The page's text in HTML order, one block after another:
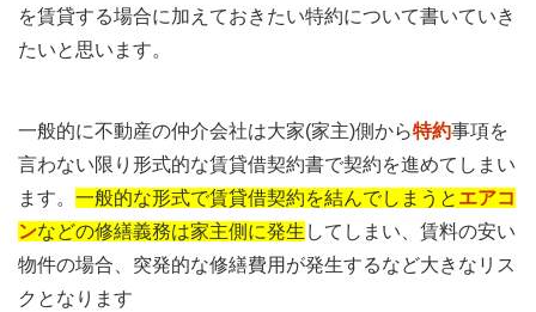
を賃貸する場合に加えておきたい特約について書いていき
たいと思います。
一般的に不動産の仲介会社は大家(家主)側から特約事項を
言わない限り形式的な賃貸借契約書で契約を進めてしまい
ます。 一般的な形式で賃貸借契約を結んでしまうと エアコ
ンなどの修繕義務は家主側に発生 してしまい、賃料の安い
物件の場合、突発的な修繕費用が発生するなど大きなリス
クとなります